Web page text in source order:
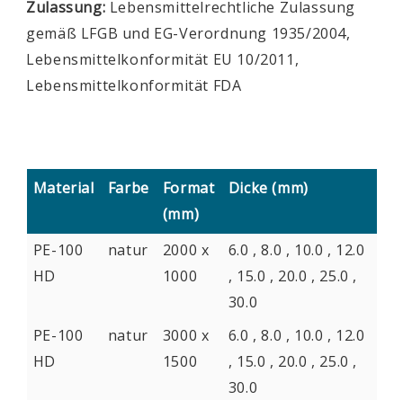
Zulassung: Lebensmittelrechtliche Zulassung
gemäß LFGB und EG-Verordnung 1935/2004,
Lebensmittelkonformität EU 10/2011,
Lebensmittelkonformität FDA
Material Farbe
Format
(mm)
Dicke (mm)
PE-100
HD
natur
2000 x
1000
6.0 , 8.0 , 10.0 , 12.0
, 15.0 , 20.0 , 25.0 ,
30.0
PE-100
HD
natur
3000 x
1500
6.0 , 8.0 , 10.0 , 12.0
, 15.0 , 20.0 , 25.0 ,
30.0